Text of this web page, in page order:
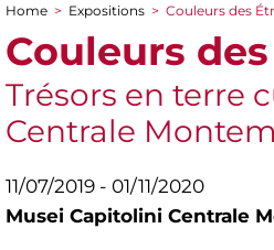
You are here
Home > Expositions > Couleurs des
Couleurs
Trésors en terre
Centrale
11/07/2019 - 01/11/2020
Musei Capitolini Centrale